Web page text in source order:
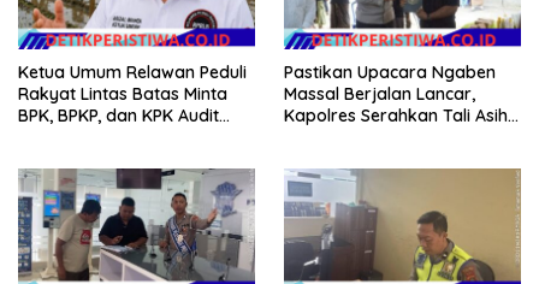
Ketua Umum Relawan Peduli
Rakyat Lintas Batas Minta
BPK, BPKP, dan KPK Audit
Aceh
Pastikan Upacara Ngaben
Massal Berjalan Lancar,
Kapolres Serahkan Tali Asih